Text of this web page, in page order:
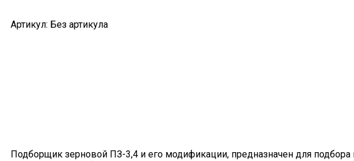
Артикул: Без артикула
Подборщик зерновой ПЗ-3,4 и его модификации, предназначен для